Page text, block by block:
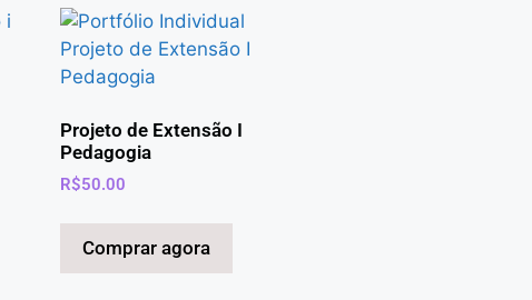
Projeto de Extensão I
Pedagogia
R$50.00
Comprar agora